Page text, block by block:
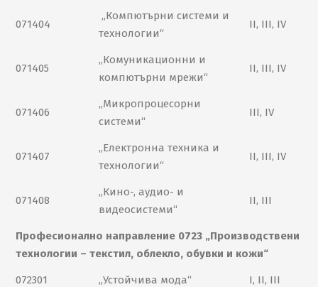
071404
„Компютърни системи и
технологии“
II, III, IV
071405
„Комуникационни и
компютърни мрежи“
II, III, IV
071406
„Микропроцесорни
системи“
III, IV
071407
„Електронна техника и
технологии“
II, III, IV
071408
„Кино-, аудио- и
видеосистеми“
II, III
Професионално направление 0723 „Производствени
технологии – текстил, облекло, обувки и кожи“
072301 „Устойчива мода“ I, II, III